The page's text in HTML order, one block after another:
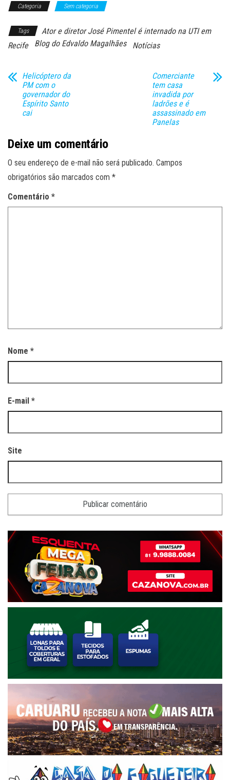
Categoria Sem categoria
Tags
Ator e diretor José Pimentel é internado na UTI em
Recife
Blog do Edvaldo Magalhães Notícias
Helicóptero da
PM com o
governador do
Espírito Santo
cai
Comerciante
tem casa
invadida por
ladrões e é
assassinado em
Panelas
Deixe um comentário
O seu endereço de e-mail não será publicado. Campos
obrigatórios são marcados com *
Comentário *
Nome *
E-mail *
Site